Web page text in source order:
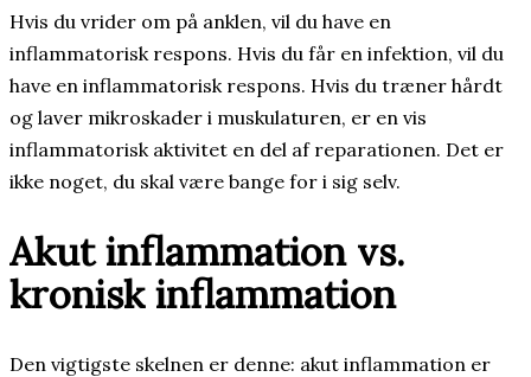
Hvis du vrider om på anklen, vil du have en
inflammatorisk respons. Hvis du får en infektion, vil du
have en inflammatorisk respons. Hvis du træner hårdt
og laver mikroskader i muskulaturen, er en vis
inflammatorisk aktivitet en del af reparationen. Det er
ikke noget, du skal være bange for i sig selv.
Akut inflammation vs.
kronisk inflammation
Den vigtigste skelnen er denne: akut inflammation er